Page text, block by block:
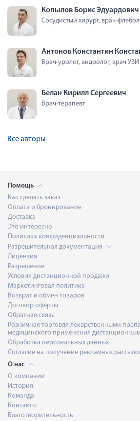
Анна Каршиева
Борис Копылов
Копылов Борис Эдуардович
Сосудистый хирург, врач-
Константин Антонов
Антонов Константин
Врач-уролог, андролог, врач УЗИ
Белан Кирилл Сергеевич
Врач-терапевт
Все авторы
Помощь
Как сделать заказ
Оплата и бронирование
Доставка
Это интересно
Политика конфиденциальности
Разрешительная документация
Лицензия
Разрешение
Условия дистанционной продажи
Маркетинговая политика
Возврат и обмен товаров
Договор оферты
Обратная связь
Розничная торговля лекарственными
медицинского применения
Обработка персональных данных
Согласие на получение рекламных
О нас
О компании
История
Команда
Контакты
Благотворительность